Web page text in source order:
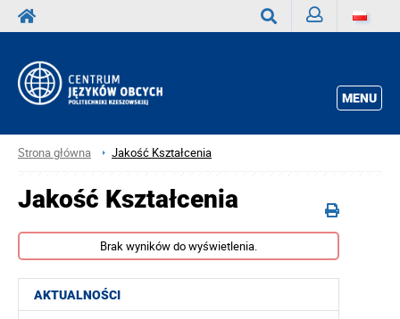
MENU
Strona główna Jakość Kształcenia
AKTUALNOŚCI
Jakość Kształcenia
Brak wyników do wyświetlenia.